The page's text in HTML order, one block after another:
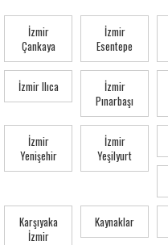
İzmir
Çankaya
İzmir
Esentepe
İzmir Ilıca
İzmir
Pınarbaşı
İzmir
Yenişehir
İzmir
Yeşilyurt
Karşıyaka
İzmir
Kaynaklar